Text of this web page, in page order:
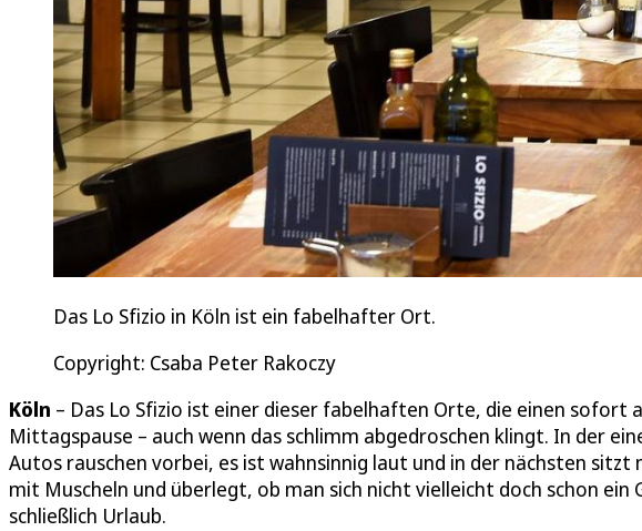
Das Lo Sfizio in Köln ist ein fabelhafter Ort.
Copyright: Csaba Peter Rakoczy
Köln – Das Lo Sfizio ist einer dieser fabelhaften Orte, die einen sofort
Mittagspause – auch wenn das schlimm abgedroschen klingt. In der
Autos rauschen vorbei, es ist wahnsinnig laut und in der nächsten
mit Muscheln und überlegt, ob man sich nicht vielleicht doch schon ein
schließlich Urlaub.